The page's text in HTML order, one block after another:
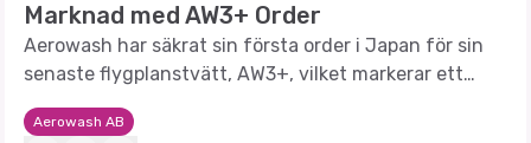
Marknad med AW3+ Order
Aerowash har säkrat sin första order i Japan för sin
senaste flygplanstvätt, AW3+, vilket markerar ett
viktigt steg i företagets internationella expansion.
Aerowash AB